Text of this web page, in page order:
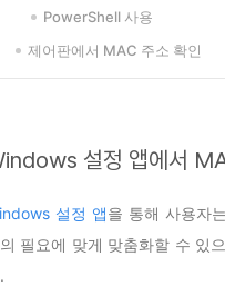
PowerShell 사용
제어판에서 MAC 주소 확인
설정 앱에서
설정 앱을 통해 사용자
필요에 맞게 맞춤화할 수 있